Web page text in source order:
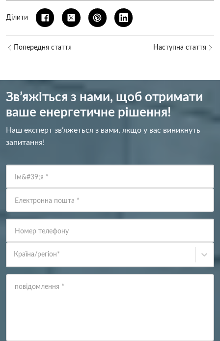
Ділити
Попередня стаття Наступна стаття
Зв’яжіться з нами, щоб отримати
ваше енергетичне рішення!
Наш експерт зв’яжеться з вами, якщо у вас виникнуть
запитання!
Ім&#39;я *
Електронна пошта *
Номер телефону
Країна/регіон*
повідомлення *